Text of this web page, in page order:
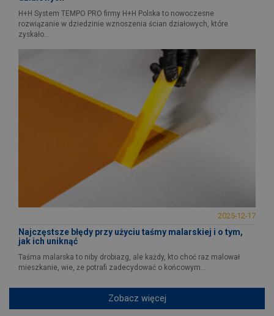
H+H System TEMPO PRO firmy H+H Polska to nowoczesne
rozwiązanie w dziedzinie wznoszenia ścian działowych, które
zyskało...
2025-12-17
Najczęstsze błędy przy użyciu taśmy malarskiej i o tym,
jak ich uniknąć
Taśma malarska to niby drobiazg, ale każdy, kto choć raz malował
mieszkanie, wie, że potrafi zadecydować o końcowym...
Zobacz więcej